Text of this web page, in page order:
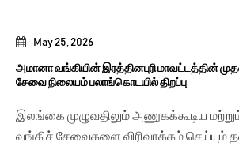
May 25, 2026
அமானா வங்கியின் இரத்தினபுரி மாவட்டத்தின்
சேவை நிலையம் பலாங்கொடயில் திறப்பு
இலங்கை முழுவதிலும் அணுகக்கூடிய
வங்கிச் சேவைகளை விரிவாக்கம் செய்யும்